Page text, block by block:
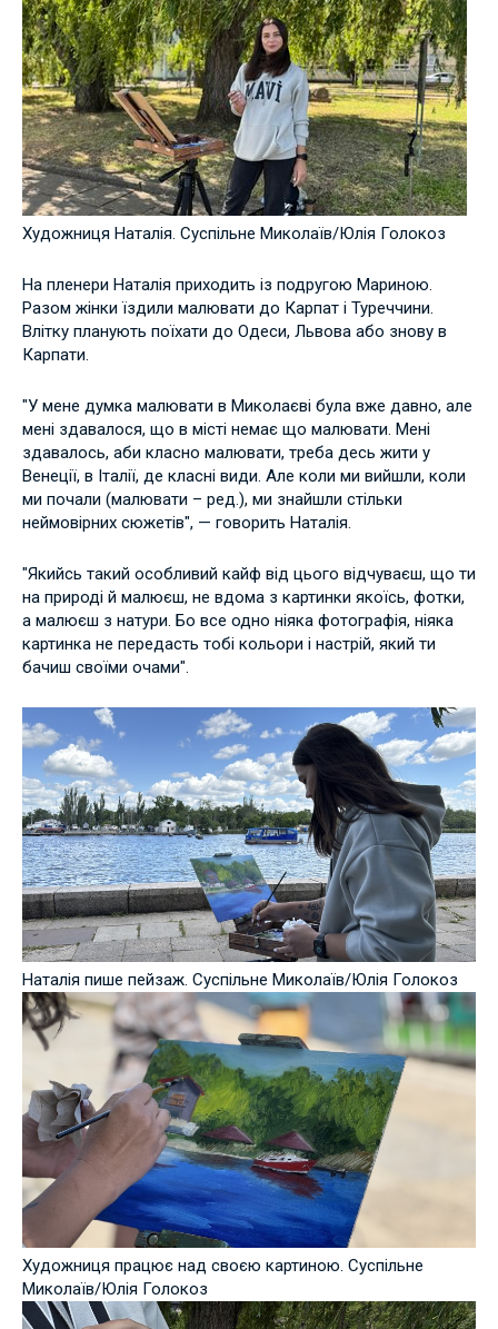
Художниця Наталія. Суспільне Миколаїв/Юлія Голокоз
На пленери Наталія приходить із подругою Мариною.
Разом жінки їздили малювати до Карпат і Туреччини.
Влітку планують поїхати до Одеси, Львова або знову в
Карпати.
"У мене думка малювати в Миколаєві була вже давно, але
мені здавалося, що в місті немає що малювати. Мені
здавалось, аби класно малювати, треба десь жити у
Венеції, в Італії, де класні види. Але коли ми вийшли, коли
ми почали (малювати – ред.), ми знайшли стільки
неймовірних сюжетів", — говорить Наталія.
"Якийсь такий особливий кайф від цього відчуваєш, що ти
на природі й малюєш, не вдома з картинки якоїсь, фотки,
а малюєш з натури. Бо все одно ніяка фотографія, ніяка
картинка не передасть тобі кольори і настрій, який ти
бачиш своїми очами".
Наталія пише пейзаж. Суспільне Миколаїв/Юлія Голокоз
Художниця працює над своєю картиною. Суспільне
Миколаїв/Юлія Голокоз